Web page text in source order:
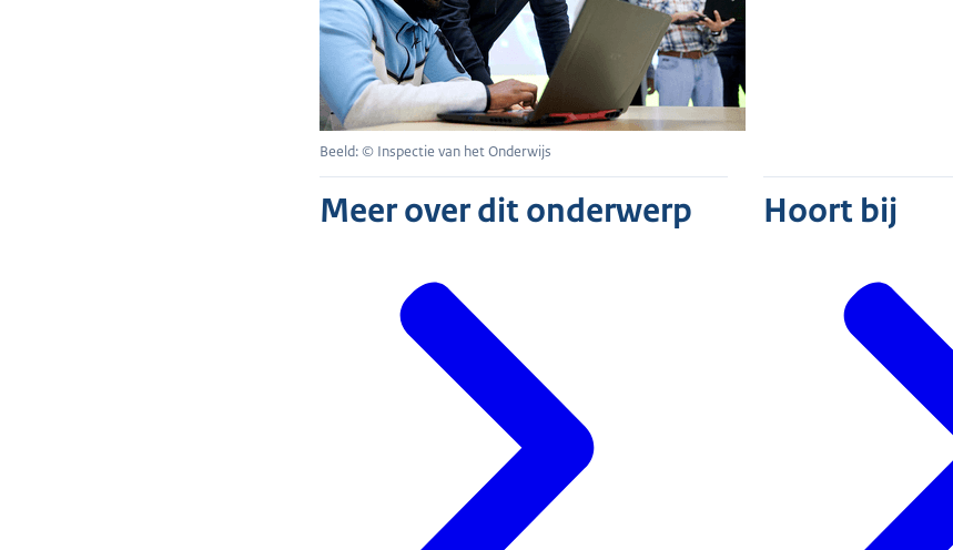
Beeld: © Inspectie van het Onderwijs
Meer over dit onderwerp Hoort bij